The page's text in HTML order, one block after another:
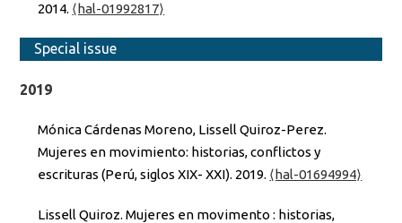
2014. ⟨hal-01992817⟩
Special issue
2019
Mónica Cárdenas Moreno, Lissell Quiroz-Perez.
Mujeres en movimiento: historias, conflictos y
escrituras (Perú, siglos XIX- XXI). 2019. ⟨hal-01694994⟩
Lissell Quiroz. Mujeres en movimento : historias,